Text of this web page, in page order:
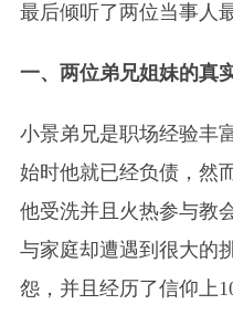
最后倾听了两位当事人
一、两位弟兄姐妹的真
小景弟兄是职场经验丰
始时他就已经负债，然
他受洗并且火热参与教
与家庭却遭遇到很大的
怨，并且经历了信仰上